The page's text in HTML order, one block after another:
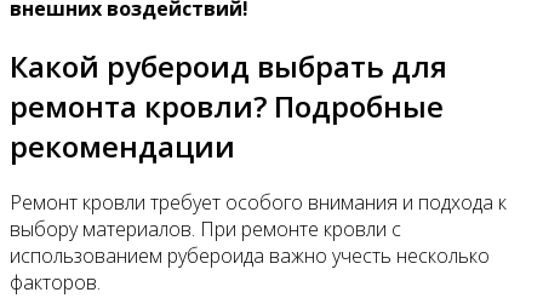
внешних воздействий!
Какой рубероид выбрать для
ремонта кровли? Подробные
рекомендации
Ремонт кровли требует особого внимания и подхода к
выбору материалов. При ремонте кровли с
использованием рубероида важно учесть несколько
факторов.